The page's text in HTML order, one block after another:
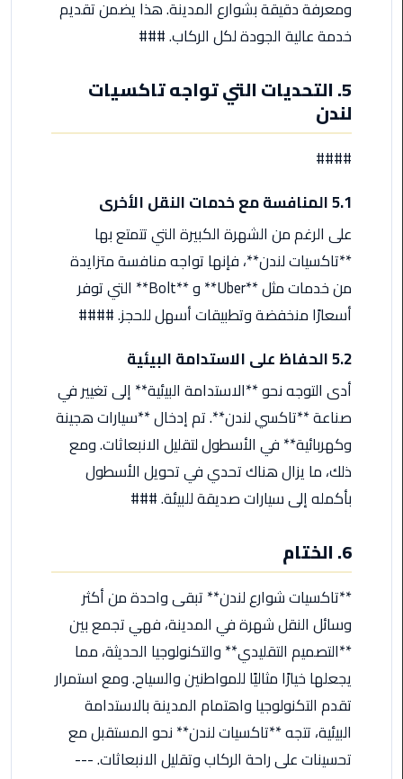
توصيل
المطار
ليموزين
مطار
مرسي
مطار
اكتوبر
مطار
الغردقة
ليموزين
مطار
القاهرة
أسعار
ليموزين
مطار
ليموزين
مطار
القاهرة
الساخن
ليموزين
العاصمة
الادارية
ومعرفة دقيقة بشوارع المدينة. هذا يضمن تقديم
خدمة عالية الجودة لكل الركاب. ###
5. التحديات التي تواجه تاكسيات
لندن
####
5.1 المنافسة مع خدمات النقل الأخرى
على الرغم من الشهرة الكبيرة التي تتمتع بها
**تاكسيات لندن**، فإنها تواجه منافسة متزايدة
من خدمات مثل **Uber** و **Bolt** التي توفر
أسعارًا منخفضة وتطبيقات أسهل للحجز. ####
5.2 الحفاظ على الاستدامة البيئية
أدى التوجه نحو **الاستدامة البيئية** إلى تغيير في
صناعة **تاكسي لندن**. تم إدخال **سيارات هجينة
وكهربائية** في الأسطول لتقليل الانبعاثات. ومع
ذلك، ما يزال هناك تحدي في تحويل الأسطول
بأكمله إلى سيارات صديقة للبيئة. ###
6. الختام
**تاكسيات شوارع لندن** تبقى واحدة من أكثر
وسائل النقل شهرة في المدينة، فهي تجمع بين
**التصميم التقليدي** والتكنولوجيا الحديثة، مما
يجعلها خيارًا مثاليًا للمواطنين والسياح. ومع استمرار
تقدم التكنولوجيا واهتمام المدينة بالاستدامة
البيئية، تتجه **تاكسيات لندن** نحو المستقبل مع
تحسينات على راحة الركاب وتقليل الانبعاثات. ---